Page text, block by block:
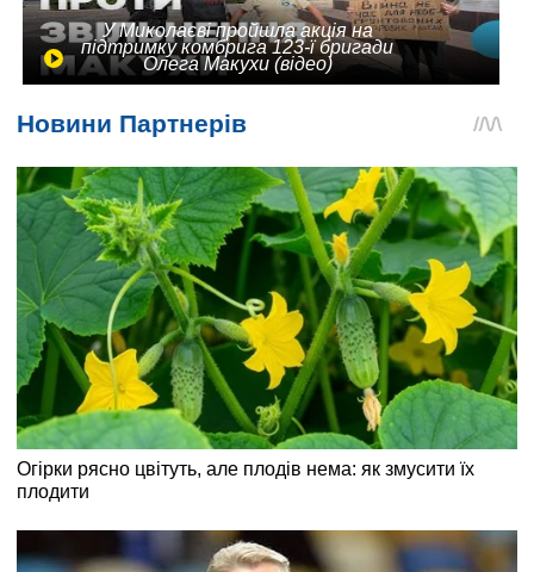
У Миколаєві пройшла акція на
підтримку комбрига 123-ї бригади
Олега Макухи (відео)